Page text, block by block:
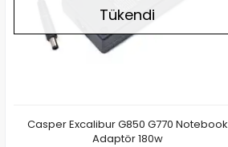
Tükendi
Casper Excalibur G850 G770 Notebook
Adaptör 180w